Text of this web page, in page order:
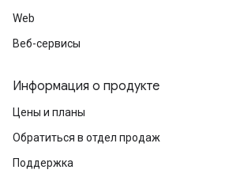
Web
Веб-сервисы
Информация о продукте
Цены и планы
Обратиться в отдел продаж
Поддержка